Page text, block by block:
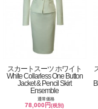
スカートスーツ ホワイト
White Collarless One Button
Jacket & Pencil Skirt
Ensemble
通常価格
78,000円(税別)